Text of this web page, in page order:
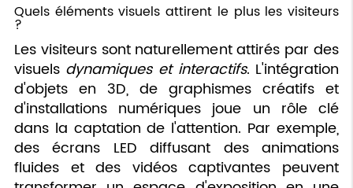
Quels éléments visuels attirent le plus les visiteurs
?
Les visiteurs sont naturellement attirés par des
visuels dynamiques et interactifs. L'intégration
d'objets en 3D, de graphismes créatifs et
d'installations numériques joue un rôle clé
dans la captation de l'attention. Par exemple,
des écrans LED diffusant des animations
fluides et des vidéos captivantes peuvent